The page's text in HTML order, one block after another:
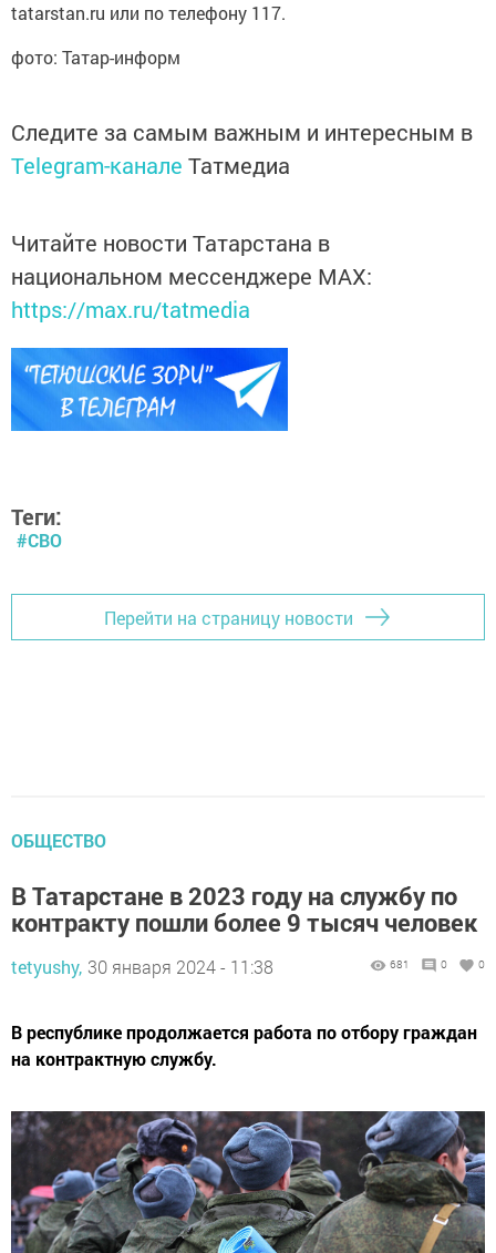
tatarstan.ru или по телефону 117.
фото: Татар-информ
Следите за самым важным и интересным в
Telegram-канале Татмедиа
Читайте новости Татарстана в
национальном мессенджере MАХ:
https://max.ru/tatmedia
Теги:
#СВО
Перейти на страницу новости
ОБЩЕСТВО
В Татарстане в 2023 году на службу по
контракту пошли более 9 тысяч человек
tetyushy, 30 января 2024 - 11:38 681 0 0
В республике продолжается работа по отбору граждан
на контрактную службу.